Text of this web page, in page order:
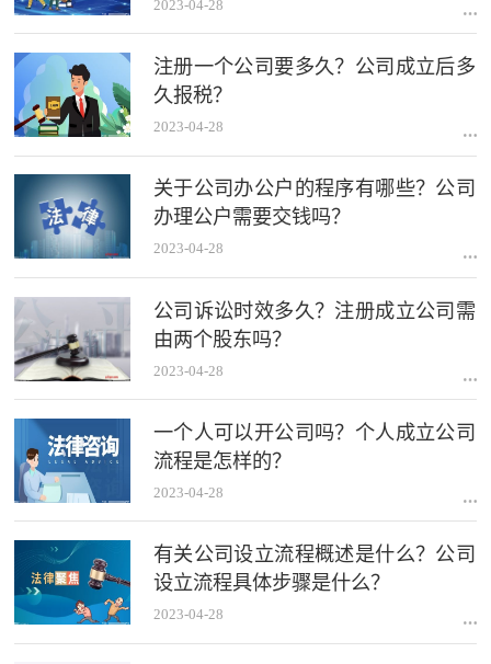
2023-04-28
注册一个公司要多久？公司成立后多
久报税？
2023-04-28
关于公司办公户的程序有哪些？公司
办理公户需要交钱吗？
2023-04-28
公司诉讼时效多久？注册成立公司需
由两个股东吗？
2023-04-28
一个人可以开公司吗？个人成立公司
流程是怎样的？
2023-04-28
有关公司设立流程概述是什么？公司
设立流程具体步骤是什么？
2023-04-28